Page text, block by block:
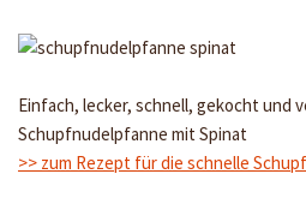
Einfach, lecker, schnell, gekocht und
Schupfnudelpfanne mit Spinat
>> zum Rezept für die schnelle